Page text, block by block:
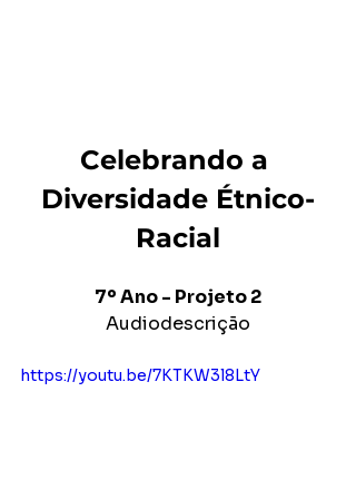
Celebrando a
Diversidade Étnico-
Racial
7º Ano - Projeto 2
Audiodescrição
https://youtu.be/7KTKW3l8LtY